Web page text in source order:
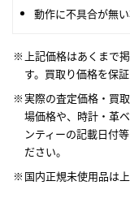
動作に不具合が無
上記価格はあくまで
す。買取り価格を保
実際の査定価格・買
場価格や、時計・革
ンティーの記載日付
ださい。
国内正規未使用品は